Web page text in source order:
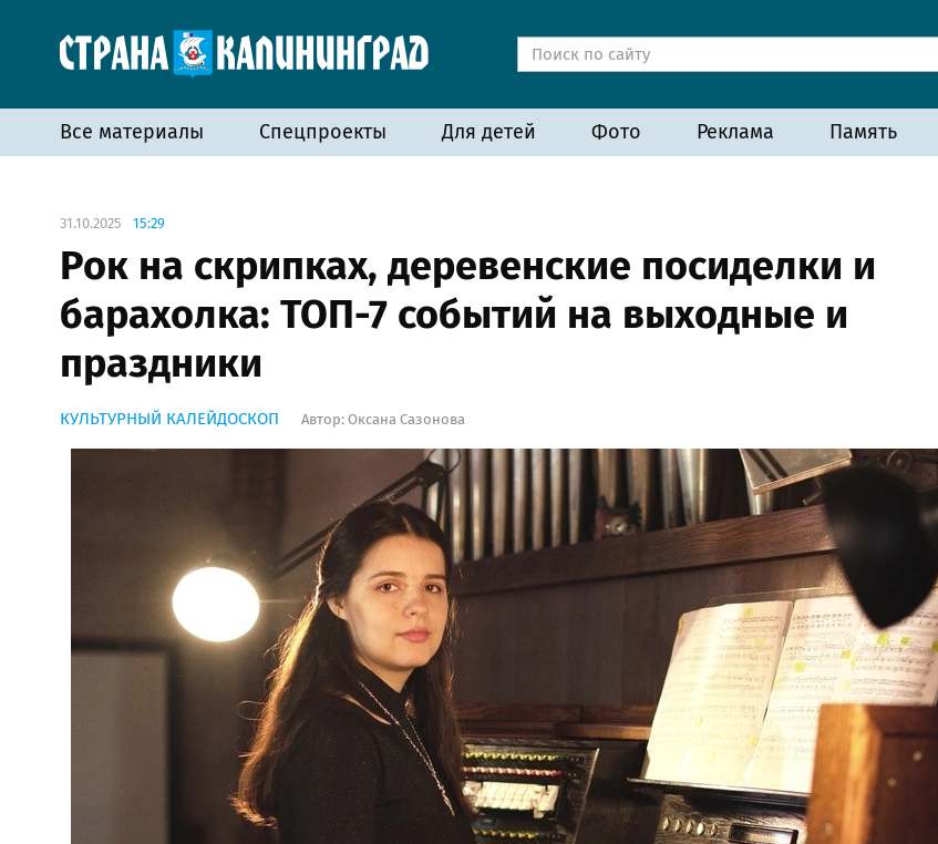
Все материалы Спецпроекты Для детей Фото Реклама Память
31.10.2025 15:29
Рок на скрипках, деревенские посиделки и
барахолка: ТОП-7 событий на выходные и
праздники
КУЛЬТУРНЫЙ КАЛЕЙДОСКОП Автор: Оксана Сазонова